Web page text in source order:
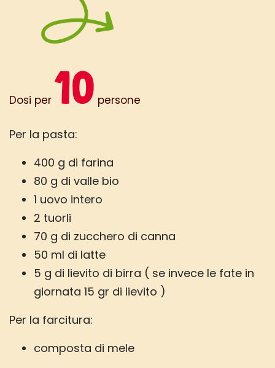
Dosi per 10 persone
Per la pasta:
400 g di farina
80 g di valle bio
1 uovo intero
2 tuorli
70 g di zucchero di canna
50 ml di latte
5 g di lievito di birra ( se invece le fate in
giornata 15 gr di lievito )
Per la farcitura:
composta di mele